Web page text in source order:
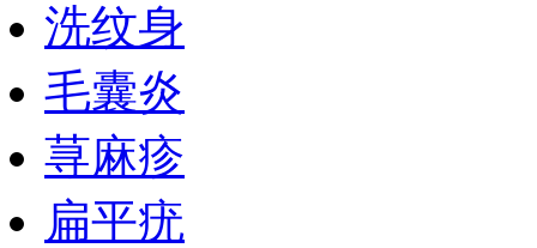
洗纹身
毛囊炎
荨麻疹
扁平疣